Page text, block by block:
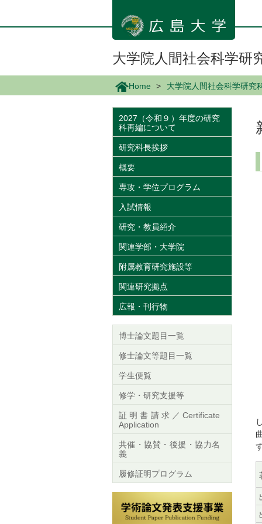
ン
大学院人間社会科学研
Home 大学院人間社会科学研究
2027（令和９）年度の研究
科再編について
研究科長挨拶
概要
専攻・学位プログラム
入試情報
研究・教員紹介
関連学部・大学院
附属教育研究施設等
関連研究拠点
広報・刊行物
博士論文題目一覧
修士論文等題目一覧
学生便覧
修学・研究支援等
証明書請求／Certificate
Application
共催・協賛・後援・協力名
義
履修証明プログラム